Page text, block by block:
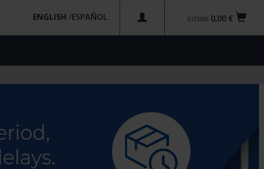
0,00 €
0 ITEMS
ENGLISH /